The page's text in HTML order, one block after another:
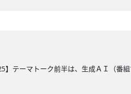
テーマトーク前半は、生成ＡＩ（番